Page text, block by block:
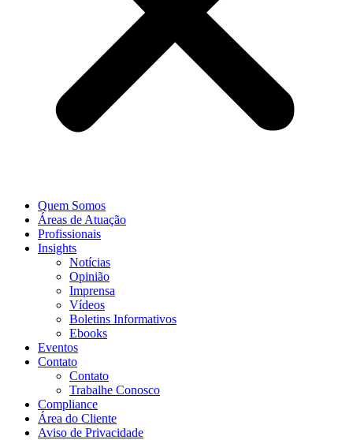
Quem Somos
Áreas de Atuação
Profissionais
Insights
Notícias
Opinião
Imprensa
Vídeos
Boletins Informativos
Ebooks
Eventos
Contato
Contato
Trabalhe Conosco
Compliance
Área do Cliente
Aviso de Privacidade